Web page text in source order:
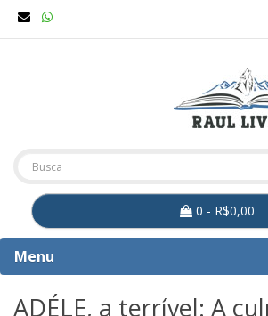
0 - R$0,00
Menu
ADÉLE, a terrível: A